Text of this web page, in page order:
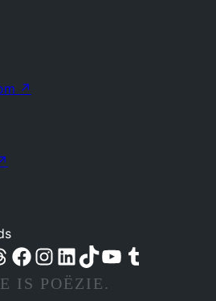
↗
account
ons Threads account
Onze Facebook pagina bezoeken
Bezoek ons Instagram account
Bezoek ons LinkedIn account
Bezoek ons TikTok account
Bezoek ons YouTube kanaalBezoek ons Tumblr account
IS POËZIE.